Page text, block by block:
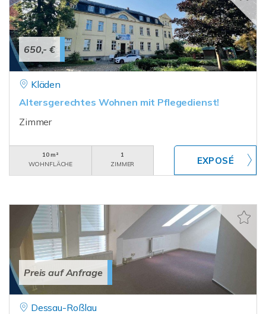
650,- €
Kläden
Altersgerechtes Wohnen mit Pflegedienst!
Zimmer
10 m²
WOHNFLÄCHE
1
ZIMMER
Preis auf Anfrage
Dessau-Roßlau